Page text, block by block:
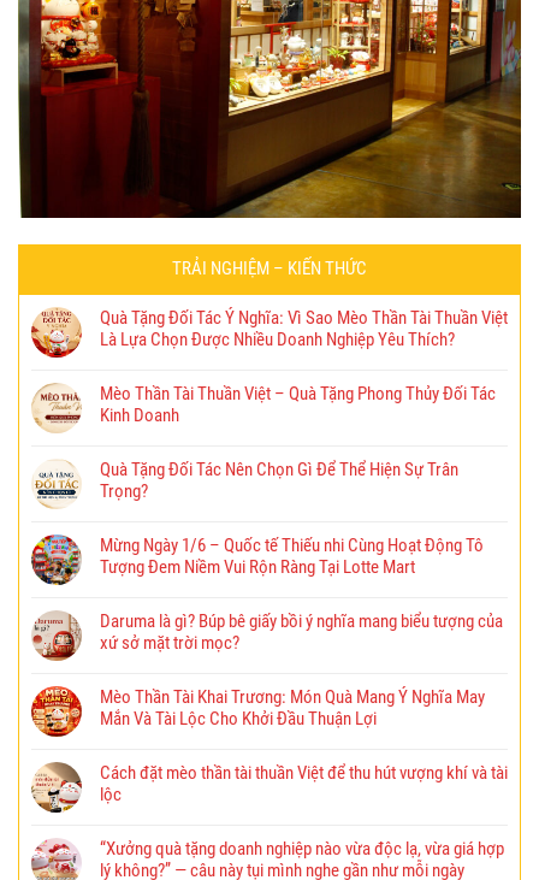
TRẢI NGHIỆM – KIẾN THỨC
Quà Tặng Đối Tác Ý Nghĩa: Vì Sao Mèo Thần Tài Thuần Việt
Là Lựa Chọn Được Nhiều Doanh Nghiệp Yêu Thích?
Mèo Thần Tài Thuần Việt – Quà Tặng Phong Thủy Đối Tác
Kinh Doanh
Quà Tặng Đối Tác Nên Chọn Gì Để Thể Hiện Sự Trân
Trọng?
Mừng Ngày 1/6 – Quốc tế Thiếu nhi Cùng Hoạt Động Tô
Tượng Đem Niềm Vui Rộn Ràng Tại Lotte Mart
Daruma là gì? Búp bê giấy bồi ý nghĩa mang biểu tượng của
xứ sở mặt trời mọc?
Mèo Thần Tài Khai Trương: Món Quà Mang Ý Nghĩa May
Mắn Và Tài Lộc Cho Khởi Đầu Thuận Lợi
Cách đặt mèo thần tài thuần Việt để thu hút vượng khí và tài
lộc
“Xưởng quà tặng doanh nghiệp nào vừa độc lạ, vừa giá hợp
lý không?” — câu này tụi mình nghe gần như mỗi ngày